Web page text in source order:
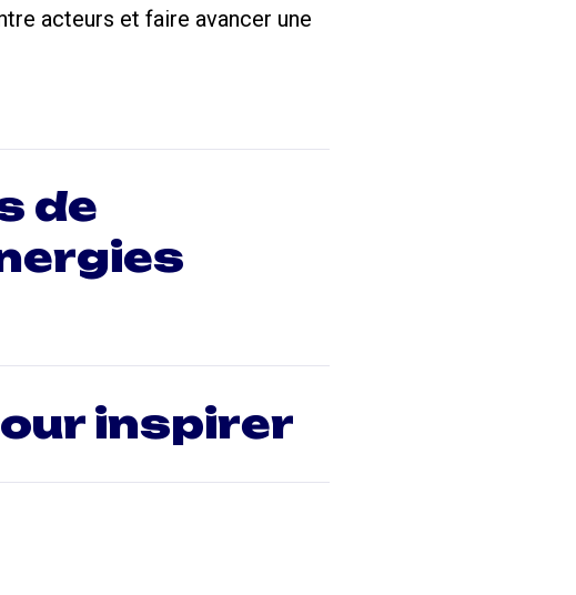
acteurs et faire avancer une
de
inspirer